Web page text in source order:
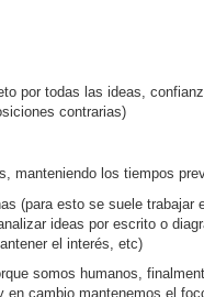
por todas las ideas,
contrarias)
manteniendo los tiempos
(para esto se suele trabajar
ideas por escrito o
el interés, etc)
somos humanos,
cambio mantenemos el